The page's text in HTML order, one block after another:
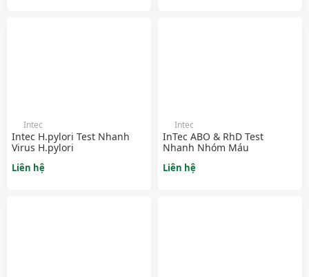
Intec
Intec H.pylori Test Nhanh
Virus H.pylori
Liên hệ
Intec
InTec ABO & RhD Test
Nhanh Nhóm Máu
Liên hệ